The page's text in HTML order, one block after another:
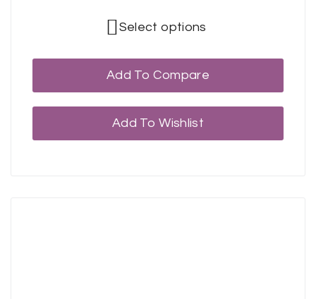
Select options
Add To Compare
Add To Wishlist